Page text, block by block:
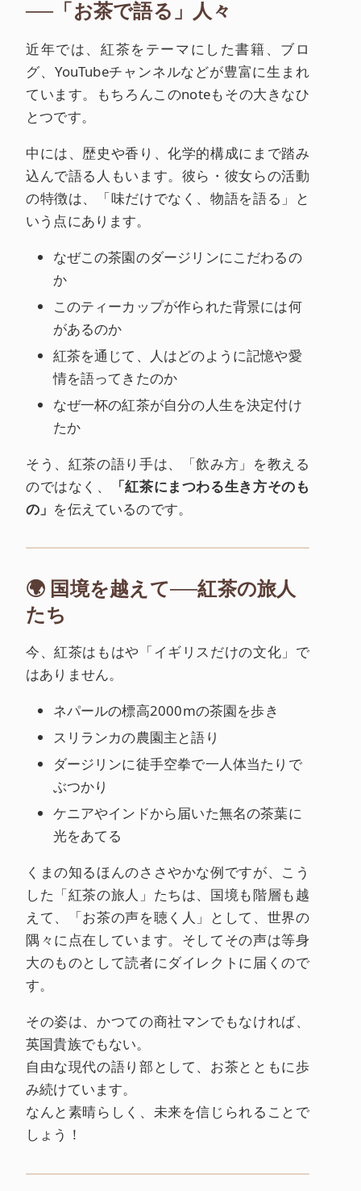
──「お茶で語る」人々
近年では、紅茶をテーマにした書籍、ブロ
グ、YouTubeチャンネルなどが豊富に生まれ
ています。もちろんこのnoteもその大きなひ
とつです。
中には、歴史や香り、化学的構成にまで踏み
込んで語る人もいます。彼ら・彼女らの活動
の特徴は、「味だけでなく、物語を語る」と
いう点にあります。
なぜこの茶園のダージリンにこだわるの
か
このティーカップが作られた背景には何
があるのか
紅茶を通じて、人はどのように記憶や愛
情を語ってきたのか
なぜ一杯の紅茶が自分の人生を決定付け
たか
そう、紅茶の語り手は、「飲み方」を教える
のではなく、
「紅茶にまつわる生き方そのも
の」 を伝えているのです。
🌍 国境を越えて──紅茶の旅人
たち
今、紅茶はもはや「イギリスだけの文化」で
はありません。
ネパールの標高2000mの茶園を歩き
スリランカの農園主と語り
ダージリンに徒手空拳で一人体当たりで
ぶつかり
ケニアやインドから届いた無名の茶葉に
光をあてる
くまの知るほんのささやかな例ですが、こう
した「紅茶の旅人」たちは、国境も階層も越
えて、「お茶の声を聴く人」として、世界の
隅々に点在しています。そしてその声は等身
大のものとして読者にダイレクトに届くので
す。
その姿は、かつての商社マンでもなければ、
英国貴族でもない。
自由な現代の語り部として、お茶とともに歩
み続けています。
なんと素晴らしく、未来を信じられることで
しょう！